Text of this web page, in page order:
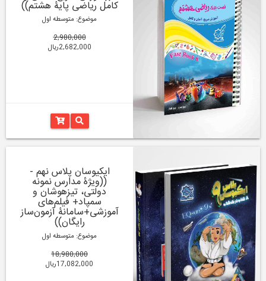
کامل ریاضی پایۀ هشتم))
موضوع: متوسطه اول
2,980,000
2,682,000ریال
ایکیوسان پلاس نهم -
((ویژۀ مدارس نمونه
دولتی، تیزهوشان و
سمپاد+ فیلم‌های
آموزشی+سامانۀ آزمون‌ساز
رایگان))
موضوع: متوسطه اول
18,980,000
17,082,000ریال